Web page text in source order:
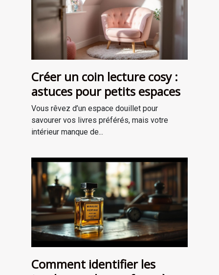
Créer un coin lecture cosy :
astuces pour petits espaces
Vous rêvez d’un espace douillet pour
savourer vos livres préférés, mais votre
intérieur manque de...
Comment identifier les